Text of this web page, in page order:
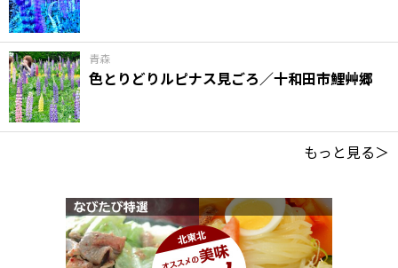
青森
色とりどりルピナス見ごろ／十和田市鯉艸郷
もっと見る＞